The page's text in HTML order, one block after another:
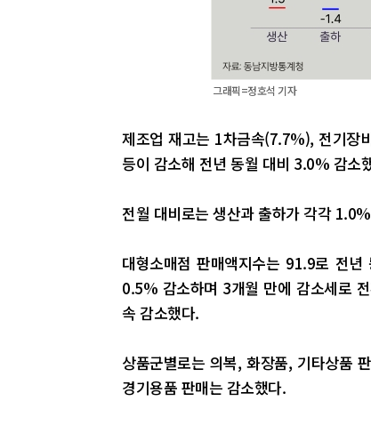
그래픽=정호석 기자
제조업 재고는 1차금속(7.7%), 전기
등이 감소해 전년 동월 대비 3.0% 감소
전월 대비로는 생산과 출하가 각각
대형소매점 판매액지수는 91.9로 전
0.5% 감소하며 3개월 만에 감소세로
속 감소했다.
상품군별로는 의복, 화장품, 기타상품
경기용품 판매는 감소했다.